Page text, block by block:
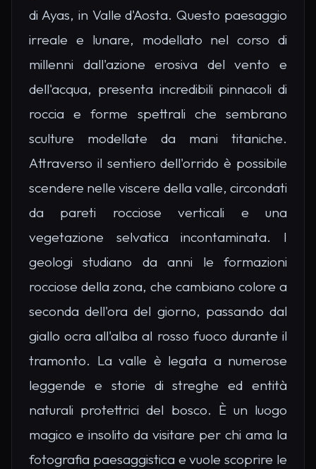
di Ayas, in Valle d'Aosta. Questo paesaggio
irreale e lunare, modellato nel corso di
millenni dall'azione erosiva del vento e
dell'acqua, presenta incredibili pinnacoli di
roccia e forme spettrali che sembrano
sculture modellate da mani titaniche.
Attraverso il sentiero dell'orrido è possibile
scendere nelle viscere della valle, circondati
da pareti rocciose verticali e una
vegetazione selvatica incontaminata. I
geologi studiano da anni le formazioni
rocciose della zona, che cambiano colore a
seconda dell'ora del giorno, passando dal
giallo ocra all'alba al rosso fuoco durante il
tramonto. La valle è legata a numerose
leggende e storie di streghe ed entità
naturali protettrici del bosco. È un luogo
magico e insolito da visitare per chi ama la
fotografia paesaggistica e vuole scoprire le